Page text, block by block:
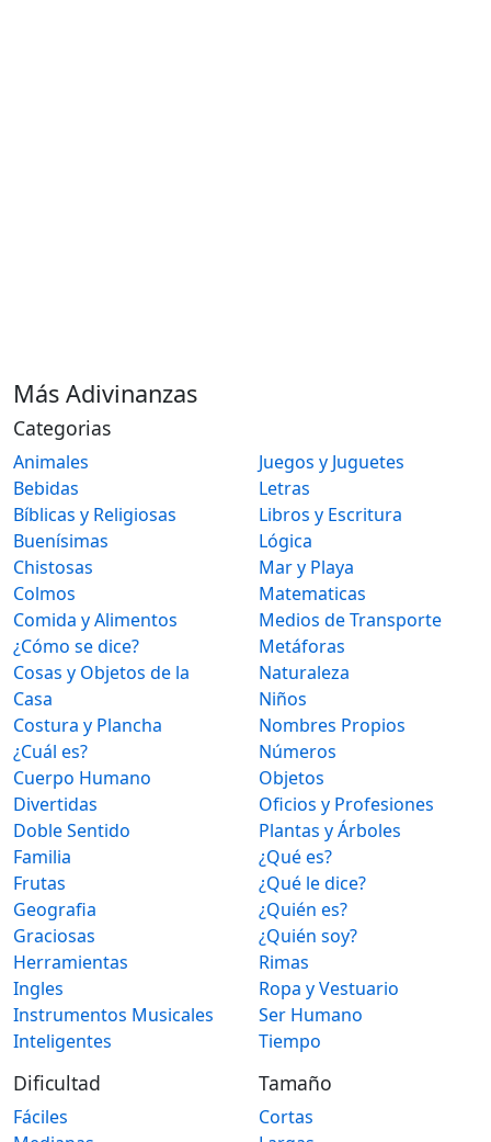
Más Adivinanzas
Categorias
Animales
Bebidas
Bíblicas y Religiosas
Buenísimas
Chistosas
Colmos
Comida y Alimentos
¿Cómo se dice?
Cosas y Objetos de la
Casa
Costura y Plancha
¿Cuál es?
Cuerpo Humano
Divertidas
Doble Sentido
Familia
Frutas
Geografia
Graciosas
Herramientas
Ingles
Instrumentos Musicales
Inteligentes
Juegos y Juguetes
Letras
Libros y Escritura
Lógica
Mar y Playa
Matematicas
Medios de Transporte
Metáforas
Naturaleza
Niños
Nombres Propios
Números
Objetos
Oficios y Profesiones
Plantas y Árboles
¿Qué es?
¿Qué le dice?
¿Quién es?
¿Quién soy?
Rimas
Ropa y Vestuario
Ser Humano
Tiempo
Dificultad
Fáciles
Tamaño
Cortas